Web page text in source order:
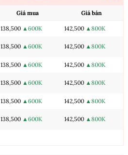
Giá mua Giá bán
138,500 ▲600K 142,500 ▲800K
138,500 ▲600K 142,500 ▲800K
138,500 ▲600K 142,500 ▲800K
138,500 ▲600K 142,500 ▲800K
138,500 ▲600K 142,500 ▲800K
138,500 ▲600K 142,500 ▲800K